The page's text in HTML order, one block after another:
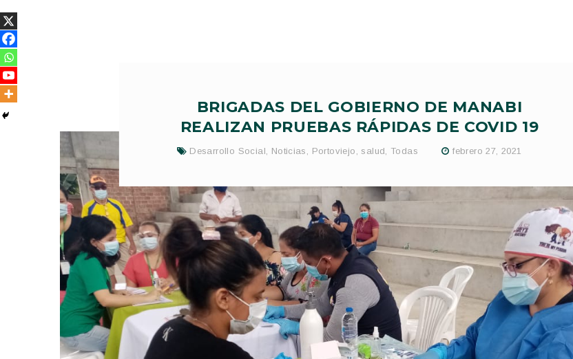
BRIGADAS DEL GOBIERNO DE MANABI
REALIZAN PRUEBAS RÁPIDAS DE COVID 19
Desarrollo Social, Noticias , Portoviejo , salud, Todas febrero 27, 2021